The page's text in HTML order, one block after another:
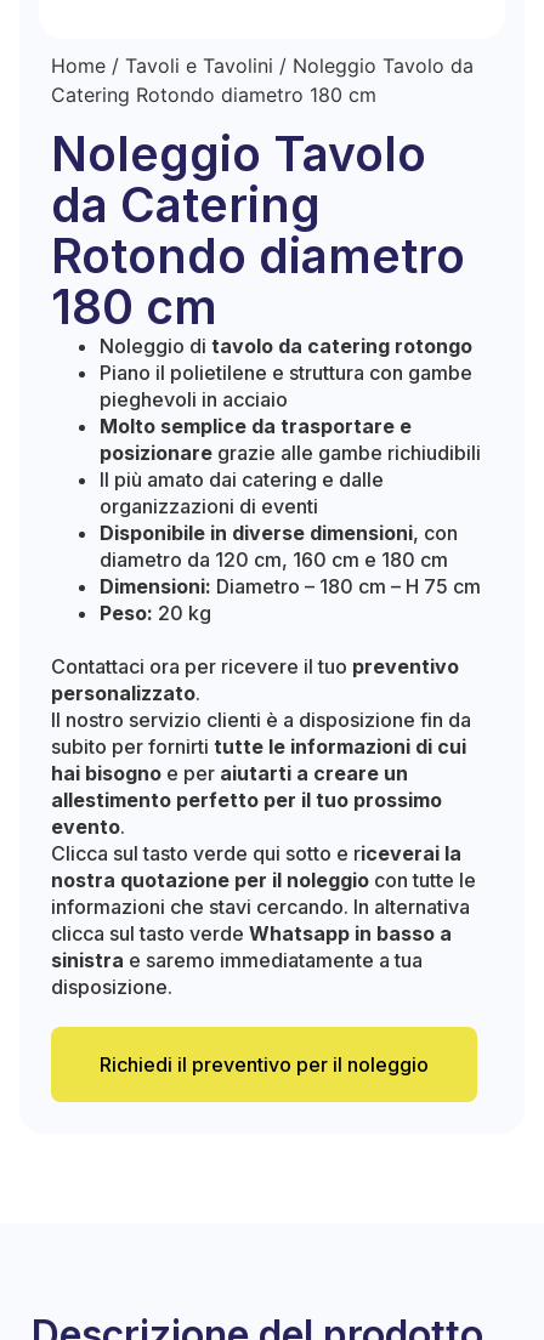
Home / Tavoli e Tavolini / Noleggio Tavolo da
Catering Rotondo diametro 180 cm
Noleggio Tavolo
da Catering
Rotondo diametro
180 cm
Noleggio di tavolo da catering rotongo
Piano il polietilene e struttura con gambe
pieghevoli in acciaio
Molto semplice da trasportare e
posizionare grazie alle gambe richiudibili
Il più amato dai catering e dalle
organizzazioni di eventi
Disponibile in diverse dimensioni, con
diametro da 120 cm, 160 cm e 180 cm
Dimensioni: Diametro – 180 cm – H 75 cm
Peso: 20 kg
Contattaci ora per ricevere il tuo preventivo
personalizzato.
Il nostro servizio clienti è a disposizione fin da
subito per fornirti tutte le informazioni di cui
hai bisogno e per aiutarti a creare un
allestimento perfetto per il tuo prossimo
evento.
Clicca sul tasto verde qui sotto e riceverai la
nostra quotazione per il noleggio con tutte le
informazioni che stavi cercando. In alternativa
clicca sul tasto verde Whatsapp in basso a
sinistra e saremo immediatamente a tua
disposizione.
Richiedi il preventivo per il noleggio